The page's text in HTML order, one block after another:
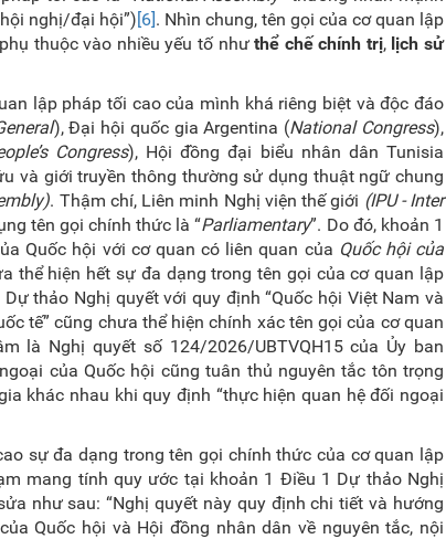
nghị/đại hội”)[6]. Nhìn chung, tên gọi của cơ quan lập
thuộc vào nhiều yếu tố nhưthể chế chính trị, lịch sử
lập pháp tối cao của mình khá riêng biệt và độc đáo
), Đại hội quốc gia Argentina (National Congress),
Congress), Hội đồng đại biểu nhân dân Tunisia
và giới truyền thông thường sử dụng thuật ngữ chung
. Thậm chí, Liên minh Nghị viện thế giới (IPU - Inter
tên gọi chính thức là “Parliamentary”. Do đó, khoản 1
Quốc hội với cơ quan có liên quan của Quốc hội của
thể hiện hết sự đa dạng trong tên gọi của cơ quan lập
thảo Nghị quyết với quy định “Quốc hội Việt Nam và
tế” cũng chưa thể hiện chính xác tên gọi của cơ quan
là Nghị quyết số 124/2026/UBTVQH15 của Ủy ban
của Quốc hội cũng tuân thủ nguyên tắc tôn trọng
khác nhau khi quy định “thực hiện quan hệ đối ngoại
sự đa dạng trong tên gọi chính thức của cơ quan lập
mang tính quy ước tại khoản 1 Điều 1 Dự thảo Nghị
như sau: “Nghị quyết này quy định chi tiết và hướng
Quốc hội và Hội đồng nhân dân về nguyên tắc, nội